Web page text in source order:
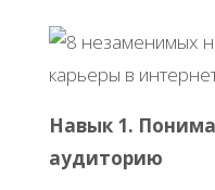
Навык 1.
аудиторию